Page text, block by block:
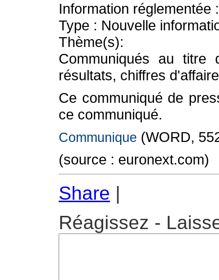
Information réglementée :
Type : Nouvelle
Thème(s):
Communiqués au titre
résultats, chiffres
Ce communiqué de
ce communiqué.
Communique (WORD,
(source : euronext.com)
Share |
Réagissez -